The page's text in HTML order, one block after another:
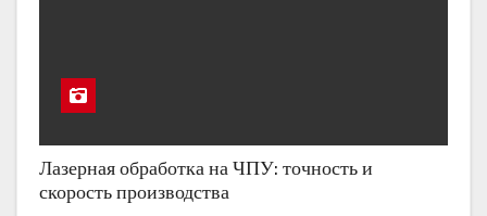
Лазерная обработка на ЧПУ: точность и
скорость производства